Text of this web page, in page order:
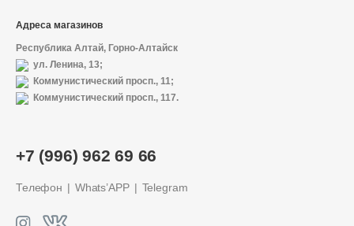
Политика конфиденциальности
+7 (996) 962 69 66
Телефон Whats’APP Telegram
Адреса магазинов
Республика Алтай, Горно-Алтайск
ул. Ленина, 13;
Коммунистический просп., 11;
Коммунистический просп., 117.